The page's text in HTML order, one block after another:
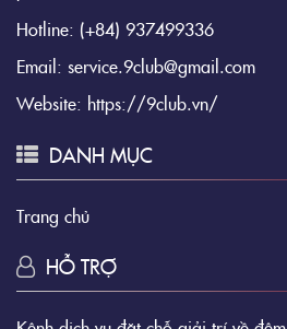
Hotline: (+84) 937499336
Email: service.9club@gmail.com
Website: https://9club.vn/
DANH MỤC
Trang chủ
HỖ TRỢ